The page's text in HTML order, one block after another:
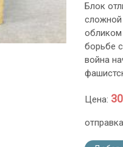
Блок
сложной
обликом
борьбе
война
Цена: